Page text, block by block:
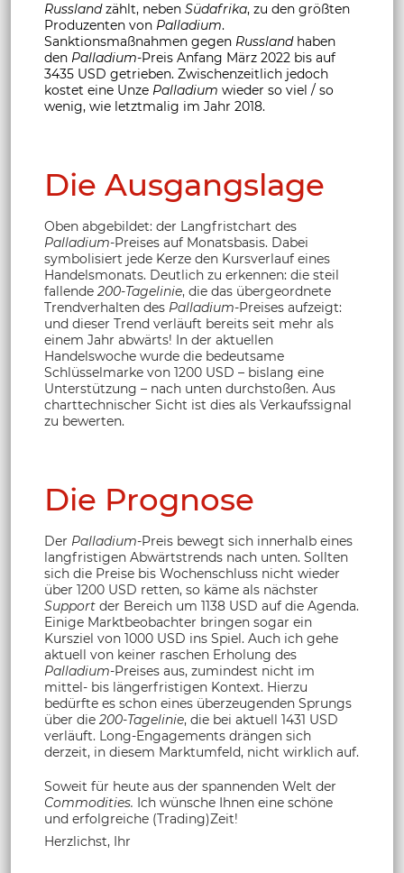
Russlandzählt, neben Südafrika, zu den größten
Produzenten von Palladium.
Sanktionsmaßnahmen gegen Russlandhaben
den Palladium-Preis Anfang März 2022 bis auf
3435 USD getrieben. Zwischenzeitlich jedoch
kostet eine Unze Palladium wieder so viel / so
wenig, wie letztmalig im Jahr 2018.
Die Ausgangslage
Oben abgebildet: der Langfristchart des
Palladium-Preises auf Monatsbasis. Dabei
symbolisiert jede Kerze den Kursverlauf eines
Handelsmonats. Deutlich zu erkennen: die steil
fallende 200-Tagelinie, die das übergeordnete
Trendverhalten des Palladium-Preises aufzeigt:
und dieser Trend verläuft bereits seit mehr als
einem Jahr abwärts! In der aktuellen
Handelswoche wurde die bedeutsame
Schlüsselmarke von 1200 USD – bislang eine
Unterstützung – nach unten durchstoßen. Aus
charttechnischer Sicht ist dies als Verkaufssignal
zu bewerten.
Die Prognose
Der Palladium-Preis bewegt sich innerhalb eines
langfristigen Abwärtstrends nach unten. Sollten
sich die Preise bis Wochenschluss nicht wieder
über 1200 USD retten, so käme als nächster
Support der Bereich um 1138 USD auf die Agenda.
Einige Marktbeobachter bringen sogar ein
Kursziel von 1000 USD ins Spiel. Auch ich gehe
aktuell von keiner raschen Erholung des
Palladium-Preises aus, zumindest nicht im
mittel- bis längerfristigen Kontext. Hierzu
bedürfte es schon eines überzeugenden Sprungs
über die 200-Tagelinie, die bei aktuell 1431 USD
verläuft. Long-Engagements drängen sich
derzeit, in diesem Marktumfeld, nicht wirklich auf.
Soweit für heute aus der spannenden Welt der
Commodities. Ich wünsche Ihnen eine schöne
und erfolgreiche (Trading)Zeit!
Herzlichst, Ihr